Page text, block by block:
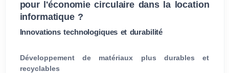
pour l'économie circulaire dans la location
informatique ?
Innovations technologiques et durabilité
Développement de matériaux plus durables et
recyclables